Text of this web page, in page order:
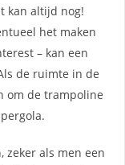
kan altijd nog!
het maken
– kan een
de ruimte in de
om de trampoline
zeker als men een